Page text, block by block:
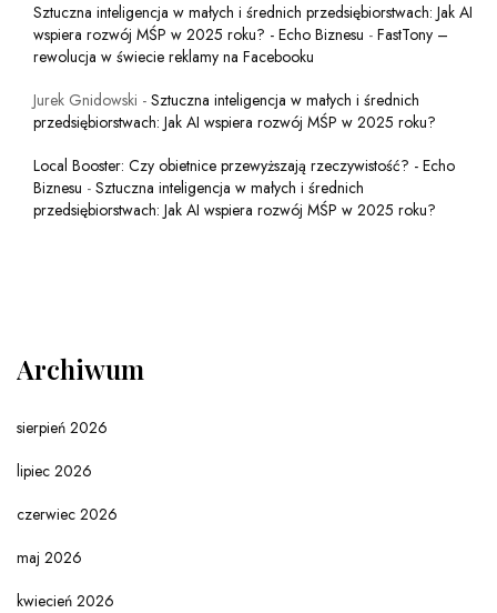
Sztuczna inteligencja w małych i średnich przedsiębiorstwach: Jak AI
wspiera rozwój MŚP w 2025 roku? - Echo Biznesu - FastTony –
rewolucja w świecie reklamy na Facebooku
Jurek Gnidowski - Sztuczna inteligencja w małych i średnich
przedsiębiorstwach: Jak AI wspiera rozwój MŚP w 2025 roku?
Local Booster: Czy obietnice przewyższają rzeczywistość? - Echo
Biznesu - Sztuczna inteligencja w małych i średnich
przedsiębiorstwach: Jak AI wspiera rozwój MŚP w 2025 roku?
Archiwum
sierpień 2026
lipiec 2026
czerwiec 2026
maj 2026
kwiecień 2026